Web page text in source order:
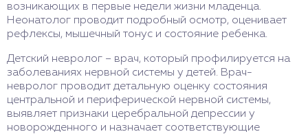
возникающих в первые недели жизни младенца.
Неонатолог проводит подробный осмотр, оценивает
рефлексы, мышечный тонус и состояние ребенка.
Детский невролог – врач, который профилируется на
заболеваниях нервной системы у детей. Врач-
невролог проводит детальную оценку состояния
центральной и периферической нервной системы,
выявляет признаки церебральной депрессии у
новорожденного и назначает соответствующие